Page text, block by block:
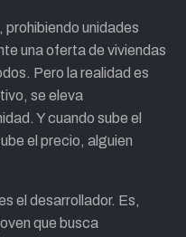
prohibiendo unidades
una oferta de viviendas
Pero la realidad es
se eleva
Y cuando sube el
el precio, alguien
el desarrollador. Es,
que busca